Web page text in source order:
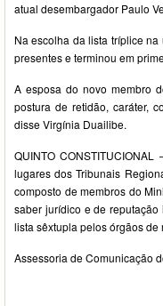
atual desembargador Paulo
Na escolha da lista tríplice
presentes e terminou em
A esposa do novo membro
postura de retidão, caráter,
disse Virgínia Duailibe.
QUINTO
lugares dos Tribunais
composto de membros do
saber jurídico e de
lista sêxtupla pelos órgãos
Assessoria de Comunicação